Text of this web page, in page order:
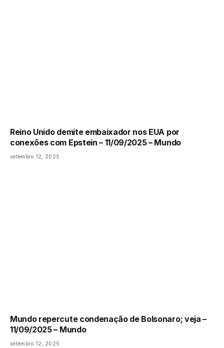
Reino Unido demite embaixador nos EUA por
conexões com Epstein – 11/09/2025 – Mundo
setembro 12, 2025
Mundo repercute condenação de Bolsonaro; veja –
11/09/2025 – Mundo
setembro 12, 2025